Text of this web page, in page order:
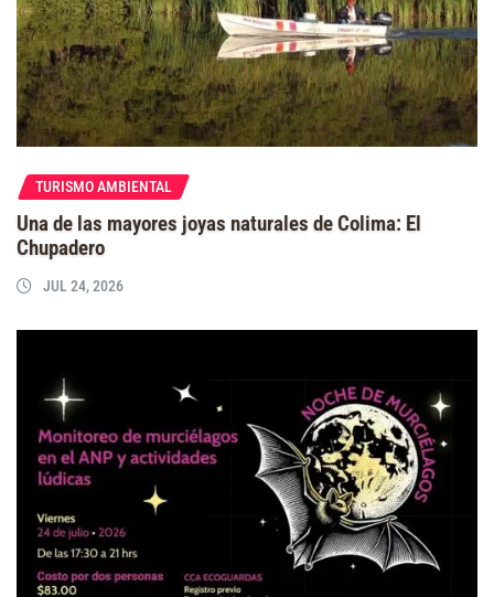
TURISMO AMBIENTAL
Una de las mayores joyas naturales de Colima: El
Chupadero
JUL 24, 2026